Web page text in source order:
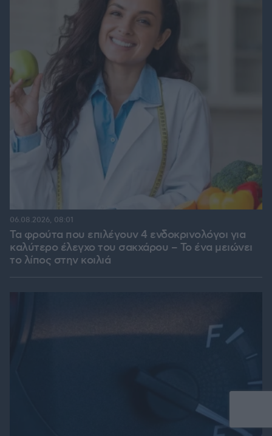
Τα φρούτα που επιλέγουν 4 ενδοκρινολόγοι για
καλύτερο έλεγχο του σακχάρου – Το ένα μειώνει
το λίπος στην κοιλιά
06.08.2026, 08:01